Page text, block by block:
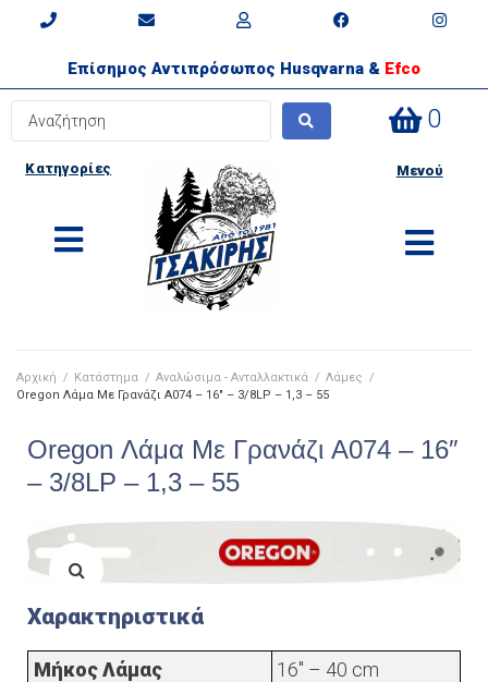
Επίσημος Αντιπρόσωπος Husqvarna & Efco
0
Κατηγορίες Μενού
Αρχική / Κατάστημα / Αναλώσιμα - Ανταλλακτικά / Λάμες /
Oregon Λάμα Με Γρανάζι A074 – 16″ – 3/8LP – 1,3 – 55
Oregon Λάμα Με Γρανάζι A074 – 16″
– 3/8LP – 1,3 – 55
Χαρακτηριστικά
Μήκος Λάμας
16" – 40 cm